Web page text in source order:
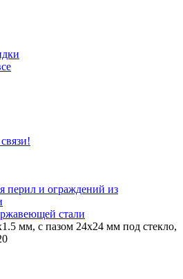
перил и ограждений из
стали
мм, с пазом 24х24 мм под стекло,